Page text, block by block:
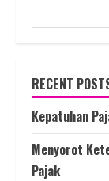
RECENT
Kepatuhan
Menyorot
Pajak